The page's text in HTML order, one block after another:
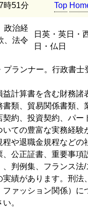
時51分
Top
政治経
、法令
日英・英日・
日・仏日
ランナー。行政書士
計算書を含む財務諸
書類、貿易関係書類、
約、投資契約、パー
ての豊富な実務経験
や退職金規程などの
公正証書、重要事項
判例集、フランス法/
績があります。刑法、
ァッション関係）に
。